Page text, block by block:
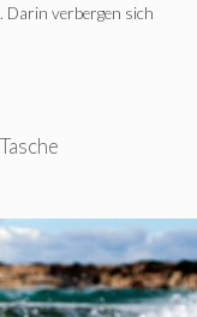
Darin verbergen sich
Tasche